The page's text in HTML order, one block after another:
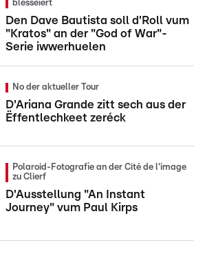
blesséiert
Den Dave Bautista soll d'Roll vum
"Kratos" an der "God of War"-
Serie iwwerhuelen
No der aktueller Tour
D'Ariana Grande zitt sech aus der
Ëffentlechkeet zeréck
Polaroid-Fotografie an der Cité de l'image
zu Clierf
D'Ausstellung "An Instant
Journey" vum Paul Kirps